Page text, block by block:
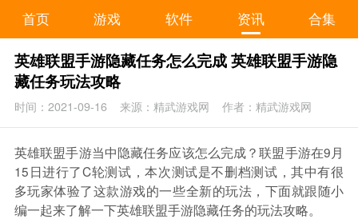
首页 游戏 软件 资讯 合集
英雄联盟手游隐藏任务怎么完成 英雄联盟手游隐
藏任务玩法攻略
时间：2021-09-16 来源：精武游戏网 作者：精武游戏网
英雄联盟手游当中隐藏任务应该怎么完成？联盟手游在9月
15日进行了C轮测试，本次测试是不删档测试，其中有很
多玩家体验了这款游戏的一些全新的玩法，下面就跟随小
编一起来了解一下英雄联盟手游隐藏任务的玩法攻略。